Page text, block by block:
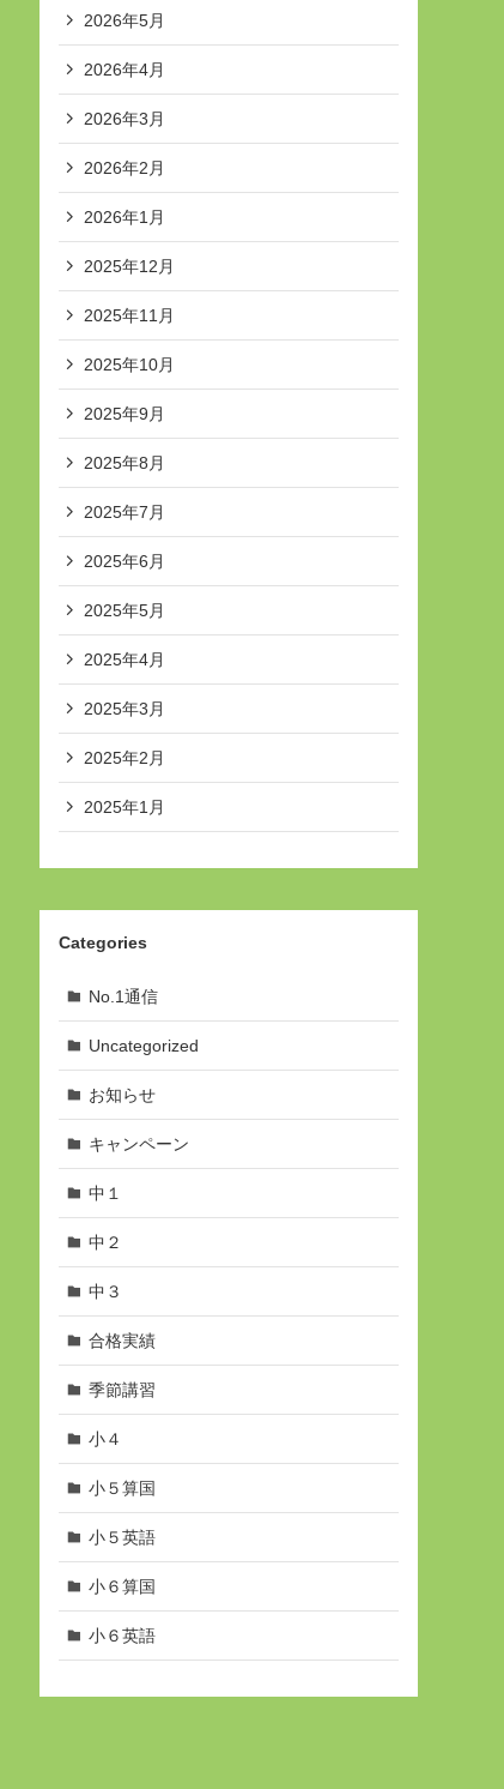
2026年5月
2026年4月
2026年3月
2026年2月
2026年1月
2025年12月
2025年11月
2025年10月
2025年9月
2025年8月
2025年7月
2025年6月
2025年5月
2025年4月
2025年3月
2025年2月
2025年1月
Categories
No.1通信
Uncategorized
お知らせ
キャンペーン
中１
中２
中３
合格実績
季節講習
小４
小５算国
小５英語
小６算国
小６英語